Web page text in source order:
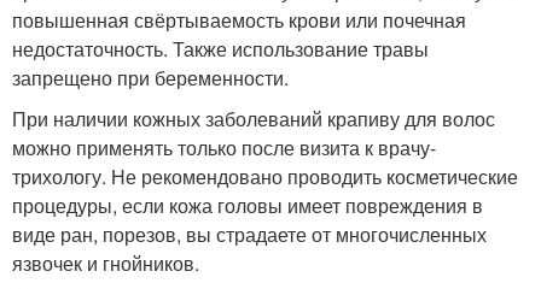
повышенная свёртываемость крови или почечная
недостаточность. Также использование травы
запрещено при беременности.
При наличии кожных заболеваний крапиву для волос
можно применять только после визита к врачу-
трихологу. Не рекомендовано проводить косметические
процедуры, если кожа головы имеет повреждения в
виде ран, порезов, вы страдаете от многочисленных
язвочек и гнойников.